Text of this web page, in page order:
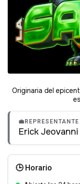
Originaria del
💼 REPRESENTANTE
Erick
🕒 Horario